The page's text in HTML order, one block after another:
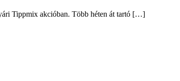
Tippmix akcióban. Több héten át tartó […]